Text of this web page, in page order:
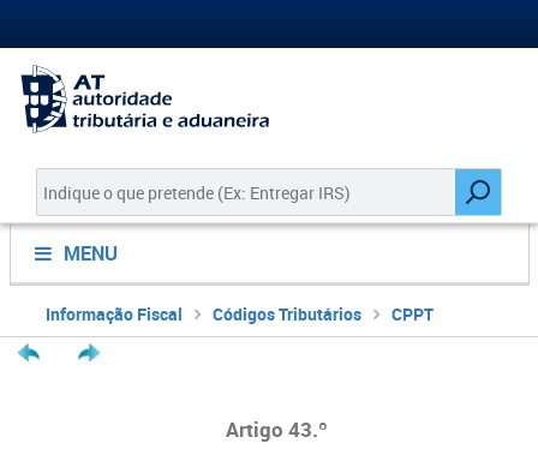
MENU
Informação Fiscal Códigos Tributários CPPT
Artigo 43.º